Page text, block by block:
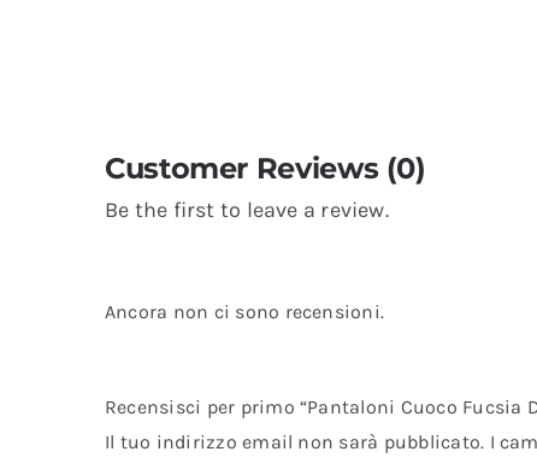
Customer Reviews (0)
Be the first to leave a review.
Ancora non ci sono recensioni.
Recensisci per primo “Pantaloni Cuoco Fucsia
Il tuo indirizzo email non sarà pubblicato. I